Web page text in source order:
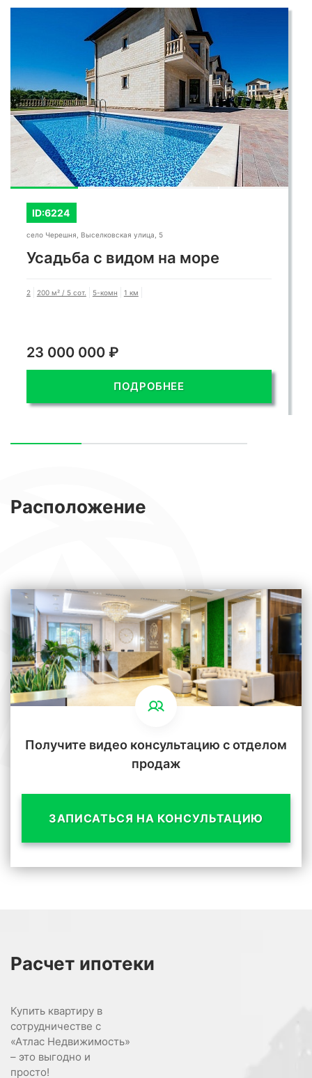
ID:6224
село Черешня, Выселковская улица, 5
Усадьба с видом на море
2 200 м² / 5 сот. 5-комн 1 км
23 000 000 ₽
ПОДРОБНЕЕ
Расположение
Получите видео консультацию с отделом
продаж
ЗАПИСАТЬСЯ НА КОНСУЛЬТАЦИЮ
Расчет ипотеки
Купить квартиру в
сотрудничестве с
«Атлас Недвижимость»
– это выгодно и
просто!